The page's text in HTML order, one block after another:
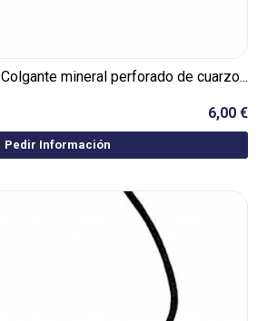
Colgante mineral perforado de cuarzo...
6,00 €
Pedir Información